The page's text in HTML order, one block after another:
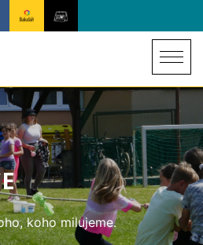
koho milujeme.